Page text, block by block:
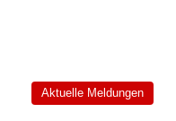
Aktuelle Meldungen